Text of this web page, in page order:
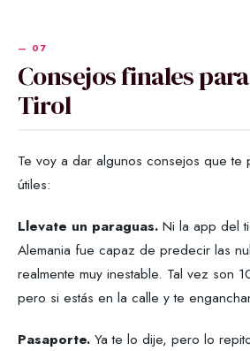
Consejos finales
Tirol
Te voy a dar algunos consejos que
útiles:
Llevate un paraguas. Ni la app del
Alemania fue capaz de predecir las
realmente muy inestable. Tal vez son
pero si estás en la calle y te
Pasaporte. Ya te lo dije, pero lo